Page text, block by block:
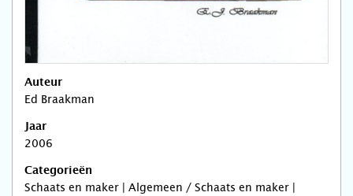
Auteur
Ed Braakman
Jaar
2006
Categorieën
Schaats en maker | Algemeen / Schaats en maker |